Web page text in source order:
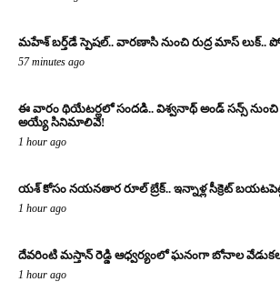
మహేశ్ బర్త్‌డే స్పెషల్.. వారణాసి నుంచి రుద్ర మాస్ లుక్..
57 minutes ago
ఈ వారం థియేటర్లలో సందడి.. విశ్వనాథ్ అండ్ సన్స్ నుంచి
అయ్యే సినిమాలివే!
1 hour ago
యశ్ కోసం నయనతార రూల్ బ్రేక్.. ఇన్నాళ్ల సీక్రెట్
1 hour ago
దేవరింటి మస్తాన్ రెడ్డి ఆధ్వర్యంలో ఘనంగా బోనాల
1 hour ago